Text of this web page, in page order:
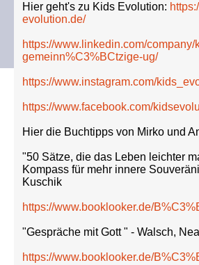
Hier geht's zu Kids Evolution:
evolution.de/
https://www.linkedin.com/
gemeinn%C3%BCtzige-ug/
https://www.instagram.com/
https://www.facebook.com/
Hier die Buchtipps von Mirko und
"50 Sätze, die das Leben leichter
Kompass für mehr innere
Kuschik
https://www.booklooker.de/
"Gespräche mit Gott " - Walsch,
https://www.booklooker.de/